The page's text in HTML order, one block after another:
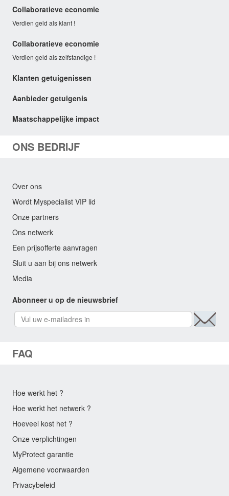
Collaboratieve economie
Verdien geld als klant !
Collaboratieve economie
Verdien geld als zelfstandige !
Klanten getuigenissen
Aanbieder getuigenis
Maatschappelijke impact
ONS BEDRIJF
Over ons
Wordt Myspecialist VIP lid
Onze partners
Ons netwerk
Een prijsofferte aanvragen
Sluit u aan bij ons netwerk
Media
Abonneer u op de nieuwsbrief
FAQ
Hoe werkt het ?
Hoe werkt het netwerk ?
Hoeveel kost het ?
Onze verplichtingen
MyProtect garantie
Algemene voorwaarden
Privacybeleid